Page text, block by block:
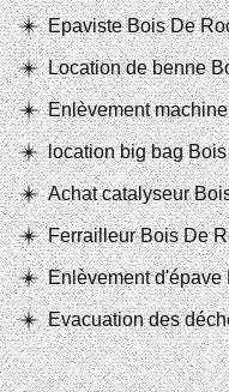
Epaviste Bois De
Location de benne
Enlèvement
location big bag
Achat catalyseur
Ferrailleur Bois De
Enlèvement d'épave
Evacuation des